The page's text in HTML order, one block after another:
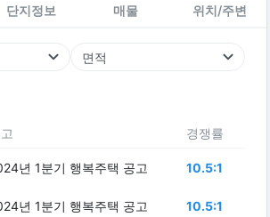
단지정보 매물 위치/주변
면적
경쟁률
년 1분기 행복주택 공고 10.5:1
년 1분기 행복주택 공고 10.5:1